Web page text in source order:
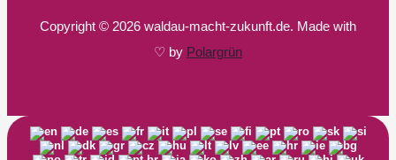
Copyright © 2026 waldau-macht-zukunft.de. Made with
♡ by Polargrün